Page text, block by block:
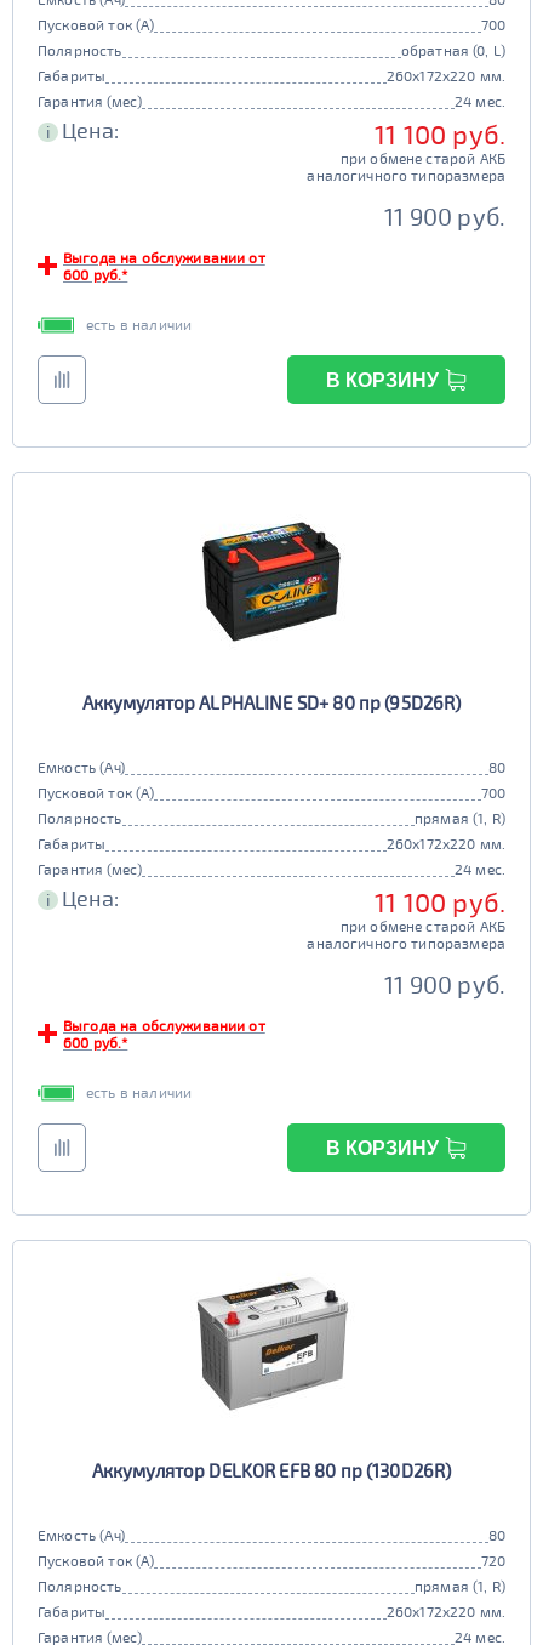
Пусковой ток (А)
700
Полярность
обратная (0, L)
Габариты
260x172x220 мм.
Гарантия (мес)
24 мес.
i Цена: 11 100 руб.
при обмене старой АКБ
аналогичного типоразмера
11 900 руб.
Выгода на обслуживании от
600 руб.*
есть в наличии
В КОРЗИНУ
Аккумулятор ALPHALINE SD+ 80 пр (95D26R)
Емкость (Ач)
80
Пусковой ток (А)
700
Полярность
прямая (1, R)
Габариты
260x172x220 мм.
Гарантия (мес)
24 мес.
i Цена: 11 100 руб.
при обмене старой АКБ
аналогичного типоразмера
11 900 руб.
Выгода на обслуживании от
600 руб.*
есть в наличии
В КОРЗИНУ
Аккумулятор DELKOR EFB 80 пр (130D26R)
Емкость (Ач)
80
Пусковой ток (А)
720
Полярность
прямая (1, R)
Габариты
260x172x220 мм.
Гарантия (мес)
24 мес.